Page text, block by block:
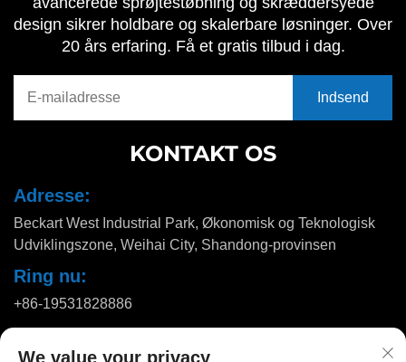
design sikrer holdbare og skalerbare løsninger. Over
20 års erfaring. Få et gratis tilbud i dag.
KONTAKT OS
Adresse:
Beckart West Industrial Park, Økonomisk og Teknologisk
Udviklingszone, Weihai City, Shandong-provinsen
Ring nu:
+86-19531828886
We value your privacy